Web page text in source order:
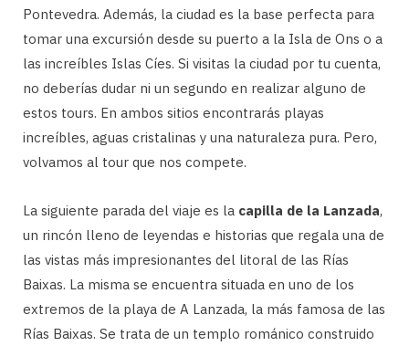
Pontevedra. Además, la ciudad es la base perfecta para
tomar una excursión desde su puerto a la Isla de Ons o a
las increíbles Islas Cíes. Si visitas la ciudad por tu cuenta,
no deberías dudar ni un segundo en realizar alguno de
estos tours. En ambos sitios encontrarás playas
increíbles, aguas cristalinas y una naturaleza pura. Pero,
volvamos al tour que nos compete.
La siguiente parada del viaje es la capilla de la Lanzada,
un rincón lleno de leyendas e historias que regala una de
las vistas más impresionantes del litoral de las Rías
Baixas. La misma se encuentra situada en uno de los
extremos de la playa de A Lanzada, la más famosa de las
Rías Baixas. Se trata de un templo románico construido